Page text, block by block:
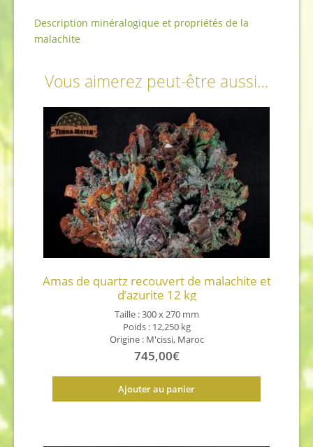
Description minéralogique et propriétés de la
malachite
Vous aimerez peut-être aussi…
Amas de quartz recouvert de malachite et
d’azurite 12 kg
Taille : 300 x 270 mm
Poids : 12,250 kg
Origine : M'cissi, Maroc
745,00€
Ajouter au panier